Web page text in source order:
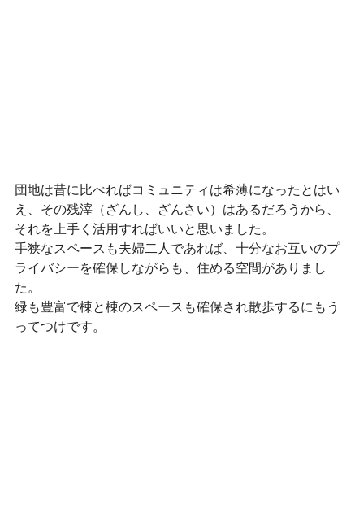
団地は昔に比べればコミュニティは希薄になったとはい
え、その残滓（ざんし、ざんさい）はあるだろうから、
それを上手く活用すればいいと思いました。
手狭なスペースも夫婦二人であれば、十分なお互いのプ
ライバシーを確保しながらも、住める空間がありまし
た。
緑も豊富で棟と棟のスペースも確保され散歩するにもう
ってつけです。